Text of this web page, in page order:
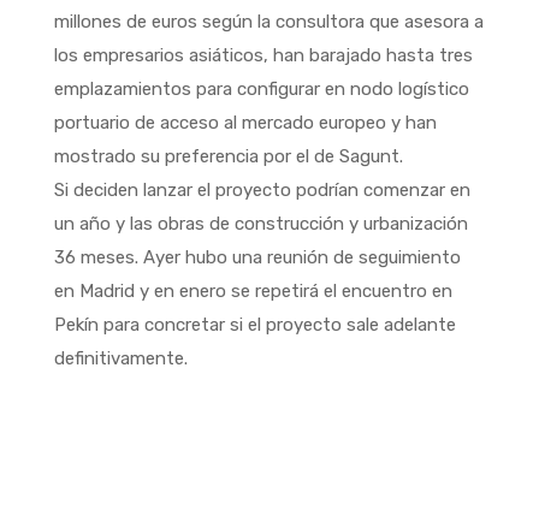
millones de euros según la consultora que asesora a
los empresarios asiáticos, han barajado hasta tres
emplazamientos para configurar en nodo logístico
portuario de acceso al mercado europeo y han
mostrado su preferencia por el de Sagunt.
Si deciden lanzar el proyecto podrían comenzar en
un año y las obras de construcción y urbanización
36 meses. Ayer hubo una reunión de seguimiento
en Madrid y en enero se repetirá el encuentro en
Pekín para concretar si el proyecto sale adelante
definitivamente.